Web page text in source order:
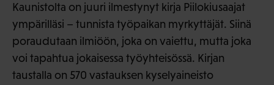
Kaunistolta on juuri ilmestynyt kirja Piilokiusaajat
ympärilläsi – tunnista työpaikan myrkyttäjät. Siinä
poraudutaan ilmiöön, joka on vaiettu, mutta joka
voi tapahtua jokaisessa työyhteisössä. Kirjan
taustalla on 570 vastauksen kyselyaineisto